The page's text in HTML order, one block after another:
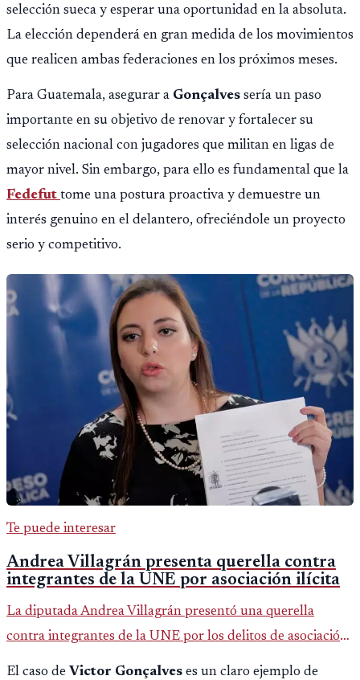
selección sueca y esperar una oportunidad en la absoluta.
La elección dependerá en gran medida de los movimientos
que realicen ambas federaciones en los próximos meses.
Para Guatemala, asegurar a Gonçalves sería un paso
importante en su objetivo de renovar y fortalecer su
selección nacional con jugadores que militan en ligas de
mayor nivel. Sin embargo, para ello es fundamental que la
Fedefut tome una postura proactiva y demuestre un
interés genuino en el delantero, ofreciéndole un proyecto
serio y competitivo.
Te puede interesar
Andrea Villagrán presenta querella contra
integrantes de la UNE por asociación ilícita
La diputada Andrea Villagrán presentó una querella
contra integrantes de la UNE por los delitos de asociación
ilícita, terrorismo y sedición.
El caso de Victor Gonçalves es un claro ejemplo de